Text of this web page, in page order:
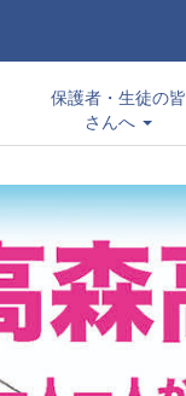
保護者・生徒の皆
さんへ